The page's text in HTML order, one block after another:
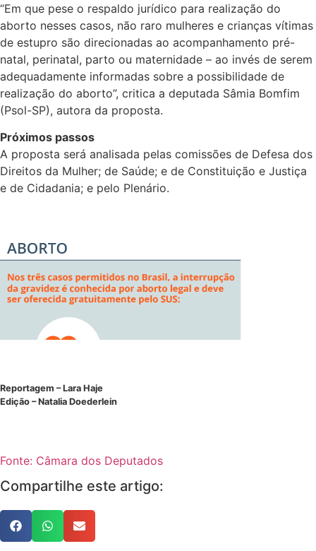
“Em que pese o respaldo jurídico para realização do
aborto nesses casos, não raro mulheres e crianças vítimas
de estupro são direcionadas ao acompanhamento pré-
natal, perinatal, parto ou maternidade – ao invés de serem
adequadamente informadas sobre a possibilidade de
realização do aborto”, critica a deputada Sâmia Bomfim
(Psol-SP), autora da proposta.
Próximos passos
A proposta será analisada pelas comissões de Defesa dos
Direitos da Mulher; de Saúde; e de Constituição e Justiça
e de Cidadania; e pelo Plenário.
Reportagem – Lara Haje
Edição – Natalia Doederlein
Fonte: Câmara dos Deputados
Compartilhe este artigo: